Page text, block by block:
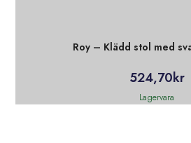
Roy – Klädd stol med
524,70kr
Lagervara